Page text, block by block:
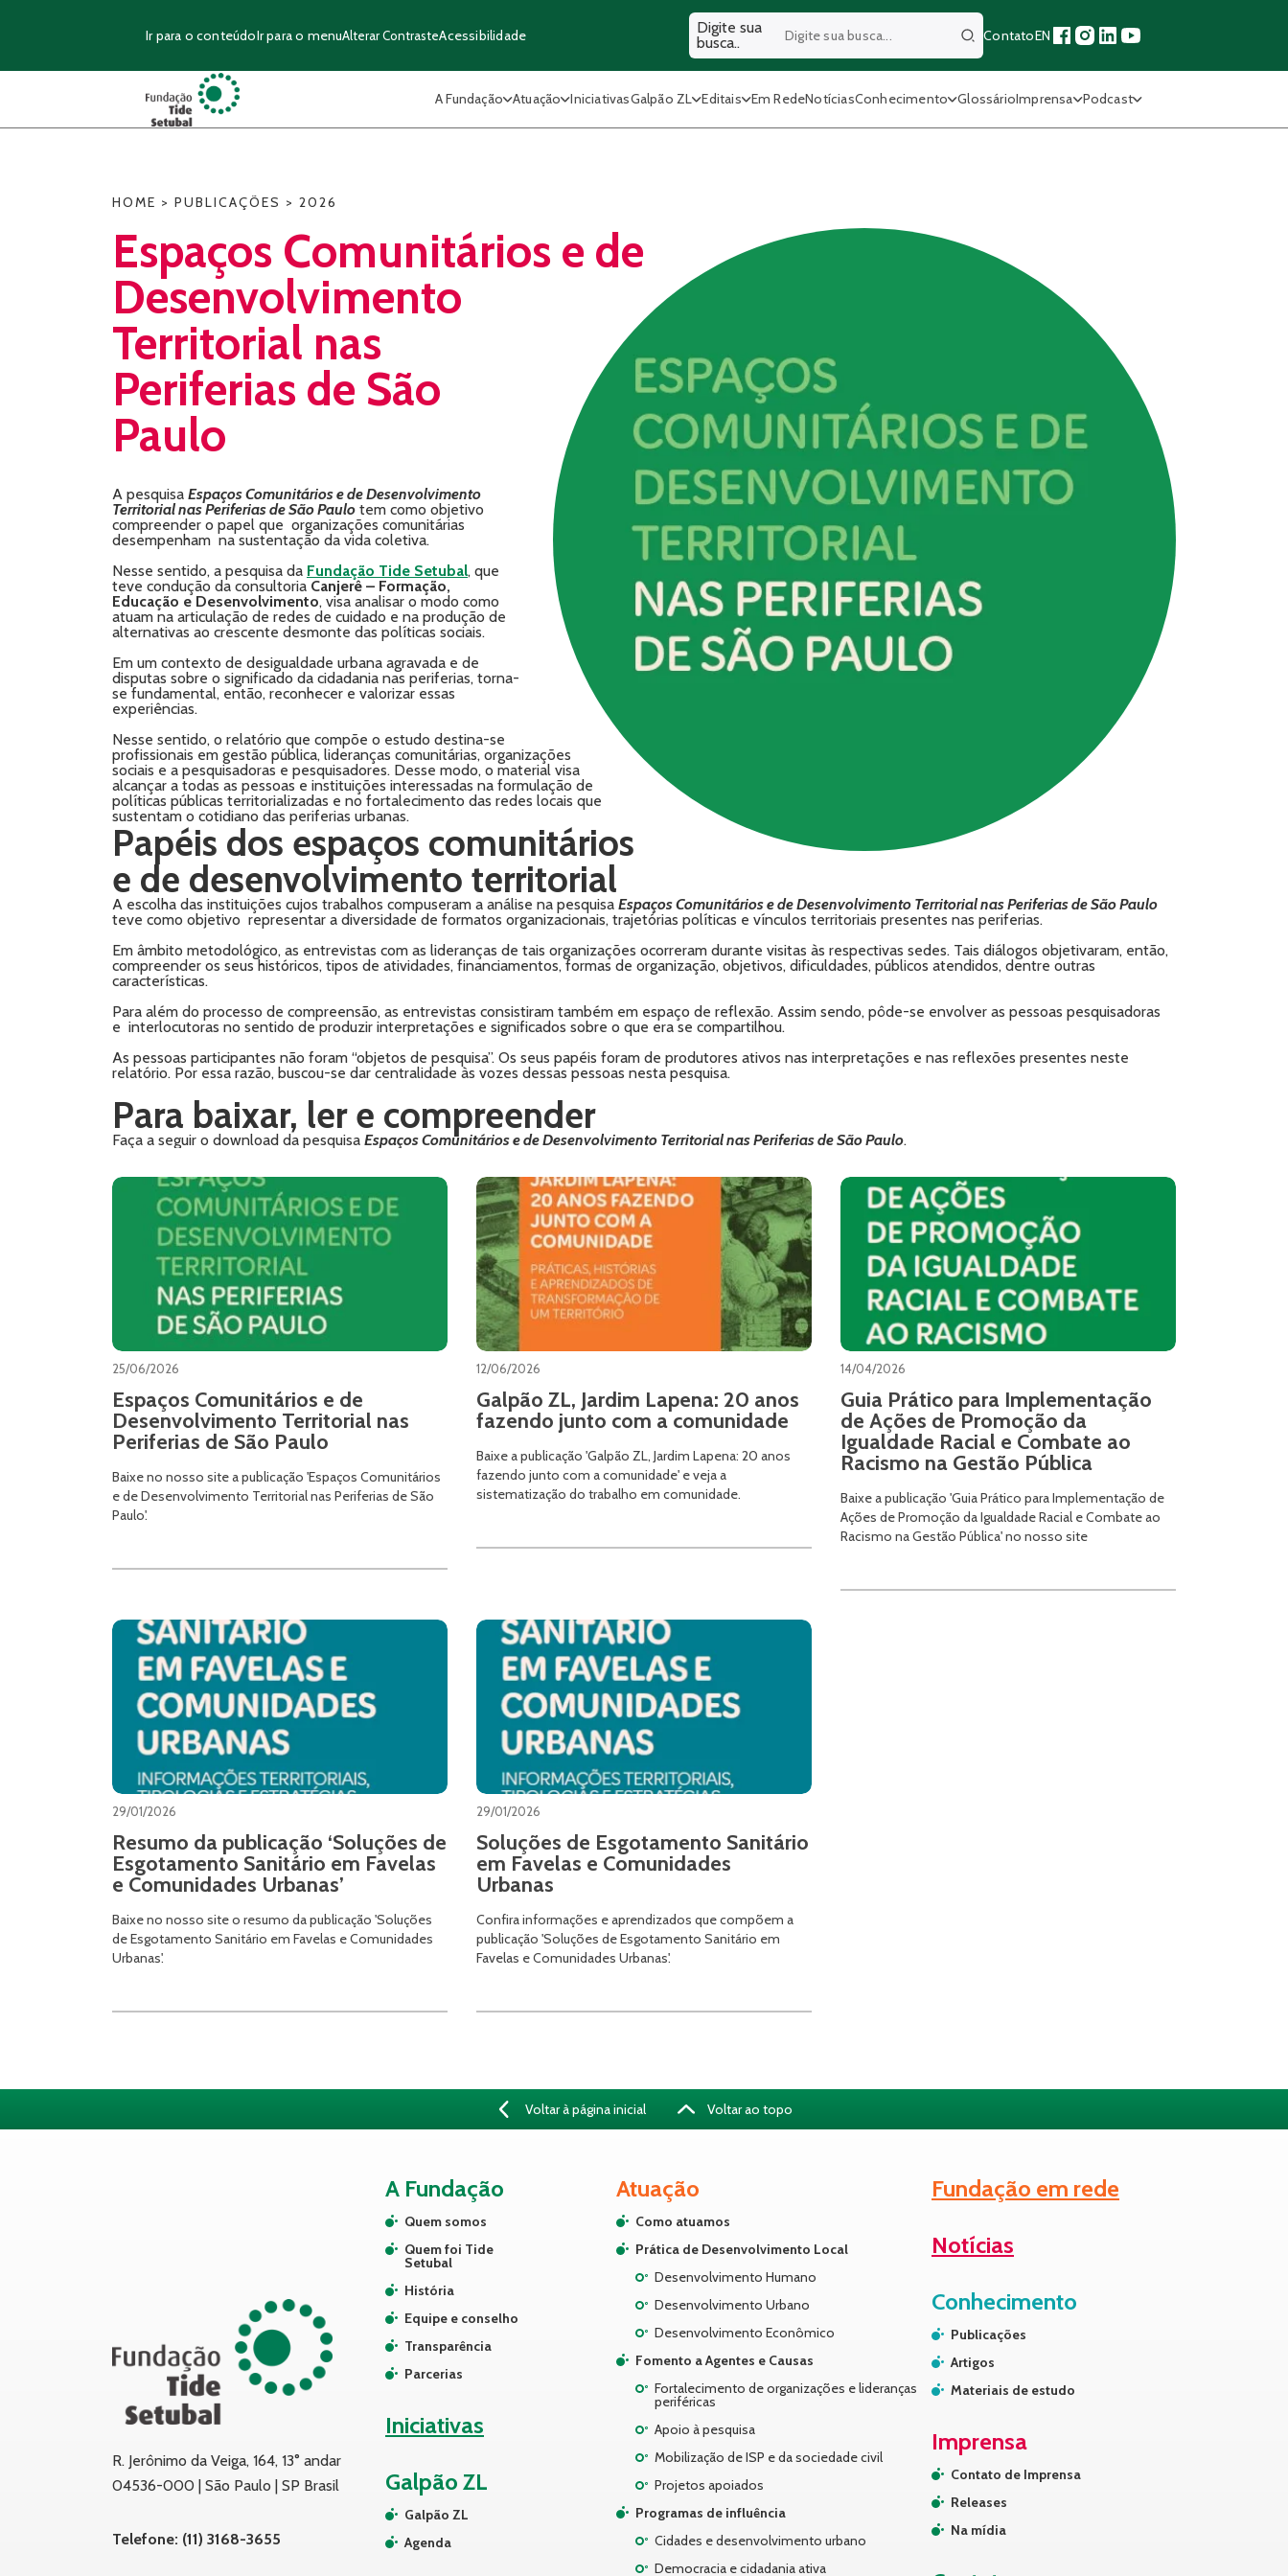
Ir para o conteúdoIr para o menuAlterar ContrasteAcessibilidade
Digite sua
busca..
BuscarContatoEN
A Fundação Atuação IniciativasGalpão ZL Editais Em RedeNotíciasConhecimento GlossárioImprensa Podcast
HOME > PUBLICAÇÕES > 2026
Espaços Comunitários e de
Desenvolvimento
Territorial nas
Periferias de São
Paulo
A pesquisa Espaços Comunitários e de Desenvolvimento
Territorial nas Periferias de São Paulo tem como objetivo
compreender o papel que organizações comunitárias
desempenham na sustentação da vida coletiva.
Nesse sentido, a pesquisa da Fundação Tide Setubal, que
teve condução da consultoria Canjerê – Formação,
Educação e Desenvolvimento, visa analisar o modo como
atuam na articulação de redes de cuidado e na produção de
alternativas ao crescente desmonte das políticas sociais.
Em um contexto de desigualdade urbana agravada e de
disputas sobre o significado da cidadania nas periferias, torna-
se fundamental, então, reconhecer e valorizar essas
experiências.
Nesse sentido, o relatório que compõe o estudo destina-se
profissionais em gestão pública, lideranças comunitárias, organizações
sociais e a pesquisadoras e pesquisadores. Desse modo, o material visa
alcançar a todas as pessoas e instituições interessadas na formulação de
políticas públicas territorializadas e no fortalecimento das redes locais que
sustentam o cotidiano das periferias urbanas.
Papéis dos espaços comunitários
e de desenvolvimento territorial
A escolha das instituições cujos trabalhos compuseram a análise na pesquisa Espaços Comunitários e de Desenvolvimento Territorial nas Periferias de São Paulo
teve como objetivo representar a diversidade de formatos organizacionais, trajetórias políticas e vínculos territoriais presentes nas periferias.
Em âmbito metodológico, as entrevistas com as lideranças de tais organizações ocorreram durante visitas às respectivas sedes. Tais diálogos objetivaram, então,
compreender os seus históricos, tipos de atividades, financiamentos, formas de organização, objetivos, dificuldades, públicos atendidos, dentre outras
características.
Para além do processo de compreensão, as entrevistas consistiram também em espaço de reflexão. Assim sendo, pôde-se envolver as pessoas pesquisadoras
e interlocutoras no sentido de produzir interpretações e significados sobre o que era se compartilhou.
As pessoas participantes não foram “objetos de pesquisa”. Os seus papéis foram de produtores ativos nas interpretações e nas reflexões presentes neste
relatório. Por essa razão, buscou-se dar centralidade às vozes dessas pessoas nesta pesquisa.
Para baixar, ler e compreender
Faça a seguir o download da pesquisa Espaços Comunitários e de Desenvolvimento Territorial nas Periferias de São Paulo.
25/06/2026
Espaços Comunitários e de
Desenvolvimento Territorial nas
Periferias de São Paulo
Baixe no nosso site a publicação 'Espaços Comunitários
e de Desenvolvimento Territorial nas Periferias de São
Paulo'.
12/06/2026
Galpão ZL, Jardim Lapena: 20 anos
fazendo junto com a comunidade
Baixe a publicação 'Galpão ZL, Jardim Lapena: 20 anos
fazendo junto com a comunidade' e veja a
sistematização do trabalho em comunidade.
14/04/2026
Guia Prático para Implementação
de Ações de Promoção da
Igualdade Racial e Combate ao
Racismo na Gestão Pública
Baixe a publicação 'Guia Prático para Implementação de
Ações de Promoção da Igualdade Racial e Combate ao
Racismo na Gestão Pública' no nosso site
29/01/2026
Resumo da publicação ‘Soluções de
Esgotamento Sanitário em Favelas
e Comunidades Urbanas’
Baixe no nosso site o resumo da publicação 'Soluções
de Esgotamento Sanitário em Favelas e Comunidades
Urbanas'.
29/01/2026
Soluções de Esgotamento Sanitário
em Favelas e Comunidades
Urbanas
Confira informações e aprendizados que compõem a
publicação 'Soluções de Esgotamento Sanitário em
Favelas e Comunidades Urbanas'.
Voltar à página inicial Voltar ao topo
R. Jerônimo da Veiga, 164, 13° andar
04536-000 | São Paulo | SP Brasil
Telefone: (11) 3168-3655
A Fundação
Quem somos
Quem foi Tide
Setubal
História
Equipe e conselho
Transparência
Parcerias
Iniciativas
Galpão ZL
Galpão ZL
Agenda
Atuação
Como atuamos
Prática de Desenvolvimento Local
Desenvolvimento Humano
Desenvolvimento Urbano
Desenvolvimento Econômico
Fomento a Agentes e Causas
Fortalecimento de organizações e lideranças
periféricas
Apoio à pesquisa
Mobilização de ISP e da sociedade civil
Projetos apoiados
Programas de influência
Cidades e desenvolvimento urbano
Democracia e cidadania ativa
Fundação em rede
Notícias
Conhecimento
Publicações
Artigos
Materiais de estudo
Imprensa
Contato de Imprensa
Releases
Na mídia